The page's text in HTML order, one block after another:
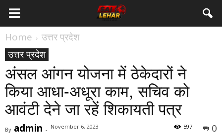
Home
उत्तर प्रदेश
उत्तर प्रदेश
अंसल आंगन योजना में ठेकेदारों ने
किया आधा-अधूरा काम, सचिव को
आवंटी देने जा रहें शिकायती पत्र
By admin - November 6, 2023 0
597